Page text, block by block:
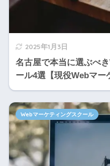
2025年1月3日
名古屋で本当に選ぶべ
ール4選【現役Webマー
Webマーケティングスクール